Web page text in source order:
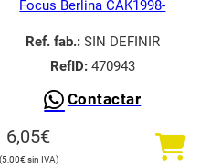
Focus Berlina CAK1998-
Ref. fab.:SIN DEFINIR
RefID:470943
Contactar
6,05€
5,00€